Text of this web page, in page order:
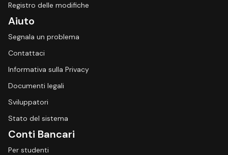
Registro delle modifiche
Aiuto
Segnala un problema
Contattaci
Informativa sulla Privacy
Documenti legali
Sviluppatori
Stato del sistema
Conti Bancari
Per studenti